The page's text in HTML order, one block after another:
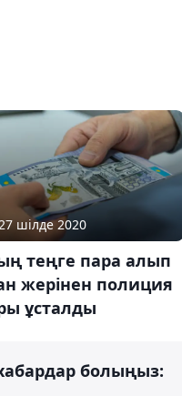
шілде 2020
теңге пара алып
жерінен полиция
ұсталды
болыңыз: